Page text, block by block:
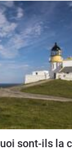
sont-ils la